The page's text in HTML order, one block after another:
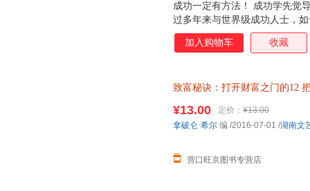
成功一定有方法！ 成功学先觉
过多年来与世界级成功人士，
发现，想要成功或实现致富，
的致富智慧和经验，就能获得
纪创业者及期待财富增值者阅
加入购物车 收藏
致富秘诀：打开财富之门的12
¥13.00 定价： ¥13.00
营口旺京图书专营店
拿破仑·希尔 编 /2016-07-01 /湖南文